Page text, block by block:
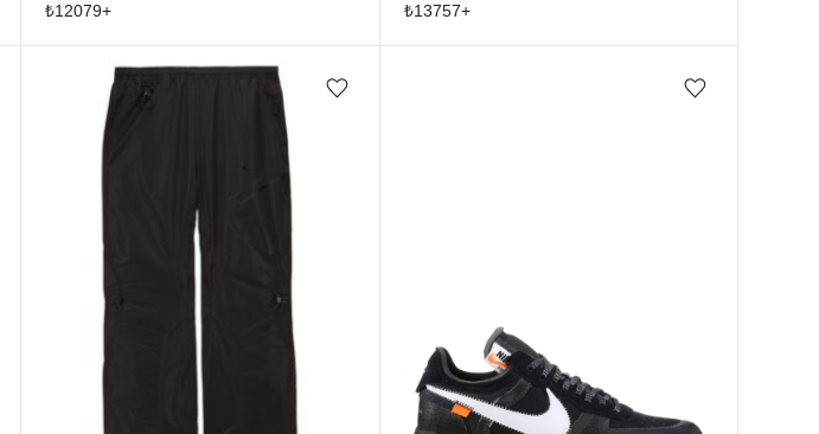
₺12079+
₺13757+
çıkar Favorilere ekle/çıkar Favorilere ekle/çıkar